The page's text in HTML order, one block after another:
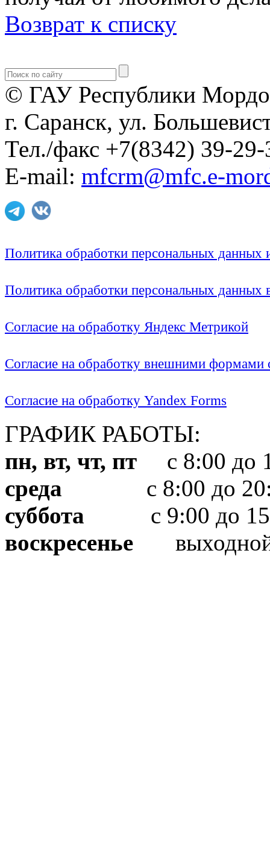
Возврат к списку
© ГАУ Республики
г. Саранск, ул.
Тел./факс +7(8342) 39-29-
E-mail: mfcrm@mfc.e-
Политика обработки персональных
Политика обработки персональных
Согласие на обработку Яндекс Метрикой
Согласие на обработку внешними формами
Согласие на обработку Yandex Forms
ГРАФИК РАБОТЫ:
пн, вт, чт, пт с 8:00 до
среда с 8:00 до
суббота с 9:00 до
воскресенье